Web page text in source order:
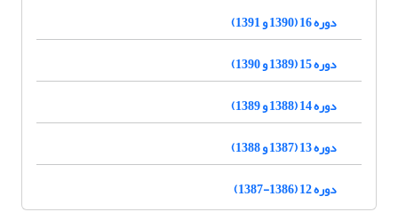
دوره 16 (1390 و 1391)
دوره 15 (1389 و 1390)
دوره 14 (1388 و 1389)
دوره 13 (1387 و 1388)
دوره 12 (1386-1387)